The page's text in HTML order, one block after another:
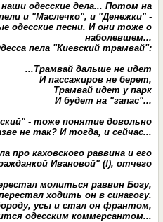
одесские дела... Потом на
и "Маслечко", и "Денежки" -
одесские песни. И они тоже о
наболевшем...
пела "Киевский трамвай":
...Трамвай дальше не идет
И пассажиров не берет,
Трамвай идет у парк
И будет на "запас"...
- тоже понятие довольно
не так? И тогда, и сейчас...
про каховского раввина и его
Ивановой" (!), отчего
молиться раввин Богу,
ходить он в синагогу.
усы и стал он франтом,
одесским коммерсантом...